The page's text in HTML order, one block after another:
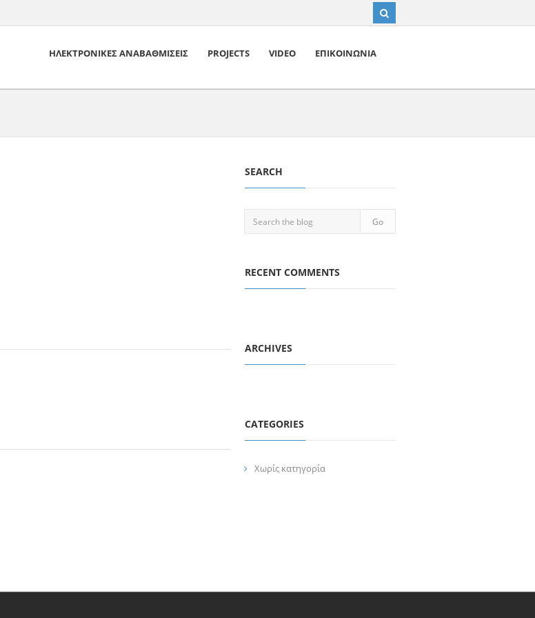
ΗΛΕΚΤΡΟΝΙΚΕΣ ΑΝΑΒΑΘΜΙΣΕΙΣ PROJECTS VIDEO ΕΠΙΚΟΙΝΩΝΙΑ
SEARCH
RECENT COMMENTS
ARCHIVES
CATEGORIES
Χωρίς κατηγορία